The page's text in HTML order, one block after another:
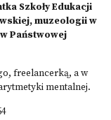
Szkoły Edukacji
muzeologii w
Państwowej
freelancerką, a w
mentalnej.